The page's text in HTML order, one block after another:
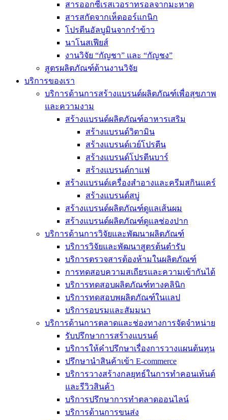
สารออกซีเรสเวอราทรอลจากมะหาด
สารสกัดจากเห็ดออร์แกนิก
โปรตีนอัลบูมินจากรำข้าว
นาโนสเฟียส์
งานวิจัย “กัญชา” และ “กัญชง”
สูตรผลิตภัณฑ์ด้านงานวิจัย
บริการของเรา
บริการด้านการสร้างแบรนด์ผลิตภัณฑ์เพื่อสุขภาพ
และความงาม
สร้างแบรนด์ผลิตภัณฑ์อาหารเสริม
สร้างแบรนด์วิตามิน
สร้างแบรนด์เวย์โปรตีน
สร้างแบรนด์โปรตีนบาร์
สร้างแบรนด์กาแฟ
สร้างแบรนด์เครื่องสำอางและครีมสกินแคร์
สร้างแบรนด์สบู่
สร้างแบรนด์ผลิตภัณฑ์ดูแลเส้นผม
สร้างแบรนด์ผลิตภัณฑ์ดูแลช่องปาก
บริการด้านการวิจัยและพัฒนาผลิตภัณฑ์
บริการวิจัยและพัฒนาสูตรต้นตำรับ
บริการตรวจสารต้องห้ามในผลิตภัณฑ์
การทดสอบความสเถียรและความเข้ากันได้
บริการทดสอบผลิตภัณฑ์ทางคลินิก
บริการทดสอบพผลิตภัณฑ์ในแลป
บริการอบรมและสัมมนา
บริการด้านการตลาดและช่องทางการจัดจำหน่าย
รับปรึกษาการสร้างแบรนด์
บริการให้คำปรึกษาเรื่องการวางแผนต้นทุน
ปรึกษานำสินค้าเข้า E-commerce
บริการวางสร้างกลยุทธ์ในการทำคอนเท้นต์
และรีวิวสินค้า
บริการปรึกษาการทำตลาดออนไลน์
บริการด้านการขนส่ง